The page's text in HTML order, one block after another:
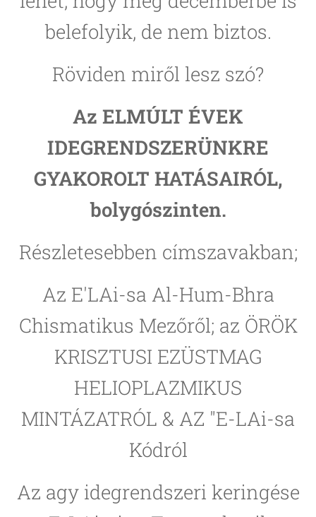
belefolyik, de nem biztos.
Röviden miről lesz szó?
Az ELMÚLT ÉVEK
IDEGRENDSZERÜNKRE
GYAKOROLT HATÁSAIRÓL,
bolygószinten.
Részletesebben címszavakban;
Az E'LAi-sa Al-Hum-Bhra
Chismatikus Mezőről; az ÖRÖK
KRISZTUSI EZÜSTMAG
HELIOPLAZMIKUS
MINTÁZATRÓL & AZ "E-LAi-sa
Kódról
Az agy idegrendszeri keringése